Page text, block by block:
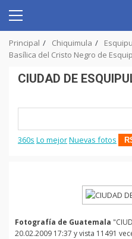
content
Primary
Principal Chiquimula
Basílica del Cristo Negro de
CIUDAD DE
360s Lo mejorNuevas fotos
Fotografía de Guatemala
20.02.2009 17:37 y vista 11491